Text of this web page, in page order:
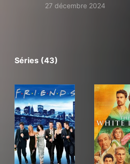
27 décembre 2024
Séries (43)